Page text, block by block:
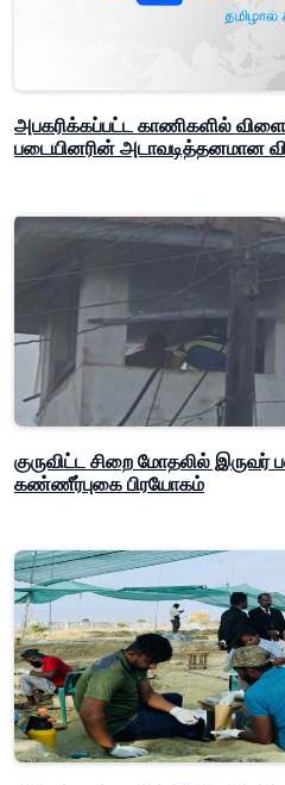
அபகரிக்கப்பட்ட காணிகளில்
படையினரின் அடாவடித்தனமான
குருவிட்ட சிறை மோதலில் இருவர்
கண்ணீர்புகை பிரயோகம்